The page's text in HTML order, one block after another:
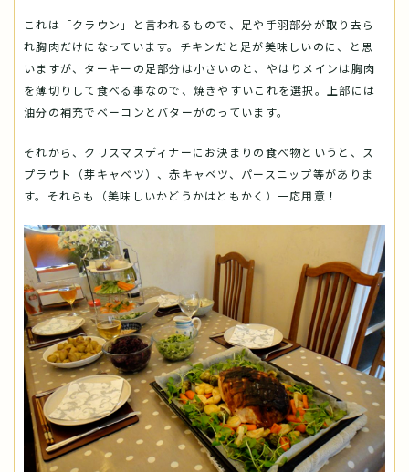
これは「クラウン」と言われるもので、足や手羽部分が取り去ら
れ胸肉だけになっています。チキンだと足が美味しいのに、と思
いますが、ターキーの足部分は小さいのと、やはりメインは胸肉
を薄切りして食べる事なので、焼きやすいこれを選択。上部には
油分の補充でベーコンとバターがのっています。
それから、クリスマスディナーにお決まりの食べ物というと、ス
プラウト（芽キャベツ）、赤キャベツ、パースニップ等がありま
す。それらも（美味しいかどうかはともかく）一応用意！